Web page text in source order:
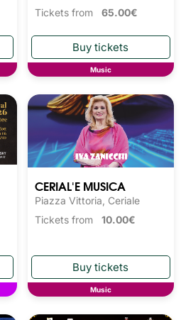
Tickets from 65.00€
Music
CERIAL'E MUSICA
Piazza Vittoria, Ceriale
Tickets from 10.00€
Music